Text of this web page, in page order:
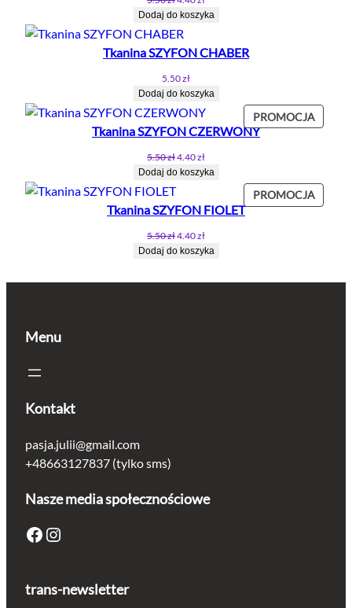
cena
wynosiła:
5.50 zł.
cena
Dodaj do koszyka
Tkanina SZYFON CHABER
5.50zł
Dodaj do koszyka
PROMOCJA
W
Tkanina SZYFON CZERWONY
5.50złPierwotna
cena
4.40złAktualna
cena
Dodaj do koszyka
PROMOCJA
W
Tkanina SZYFON FIOLET
5.50złPierwotna
cena
4.40złAktualna
cena
Dodaj do koszyka
Menu
Kontakt
pasja.julii@gmail.com
+48663127837 (tylko sms)
Nasze media społecznościowe
Facebook Instagram
trans-newsletter